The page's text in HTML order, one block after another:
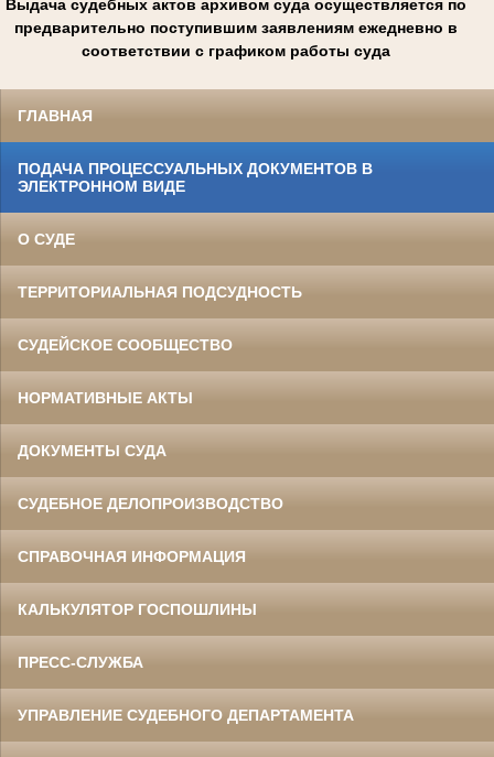
Выдача судебных актов архивом суда осуществляется по
предварительно поступившим заявлениям ежедневно в
соответствии с графиком работы суда
ГЛАВНАЯ
ПОДАЧА ПРОЦЕССУАЛЬНЫХ ДОКУМЕНТОВ В
ЭЛЕКТРОННОМ ВИДЕ
О СУДЕ
ТЕРРИТОРИАЛЬНАЯ ПОДСУДНОСТЬ
СУДЕЙСКОЕ СООБЩЕСТВО
НОРМАТИВНЫЕ АКТЫ
ДОКУМЕНТЫ СУДА
СУДЕБНОЕ ДЕЛОПРОИЗВОДСТВО
СПРАВОЧНАЯ ИНФОРМАЦИЯ
КАЛЬКУЛЯТОР ГОСПОШЛИНЫ
ПРЕСС-СЛУЖБА
УПРАВЛЕНИЕ СУДЕБНОГО ДЕПАРТАМЕНТА